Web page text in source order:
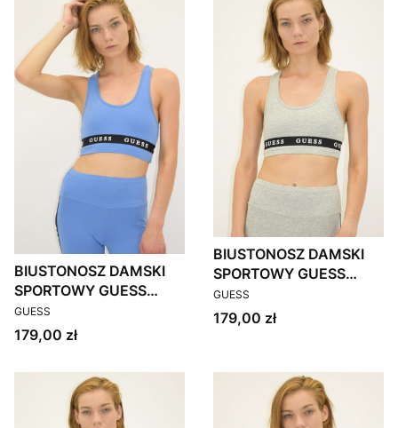
BIUSTONOSZ DAMSKI
SPORTOWY GUESS
O1GA44 KABR0
NIEBIESKI
PRODUCENT
GUESS
Cena
179,00 zł
BIUSTONOSZ DAMSKI
SPORTOWY GUESS
O1GA44 KABR0 SZARY
PRODUCENT
GUESS
Cena
179,00 zł